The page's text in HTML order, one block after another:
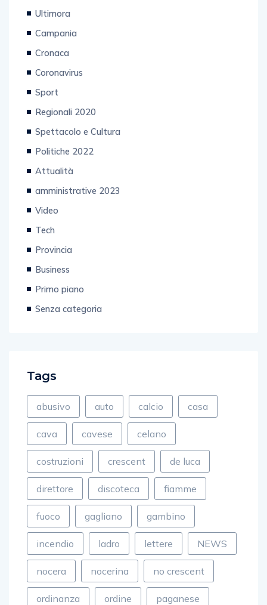
Ultimora
Campania
Cronaca
Coronavirus
Sport
Regionali 2020
Spettacolo e Cultura
Politiche 2022
Attualità
amministrative 2023
Video
Tech
Provincia
Business
Primo piano
Senza categoria
Tags
abusivo auto calcio casa
cava cavese celano
costruzioni crescent de luca
direttore discoteca fiamme
fuoco gagliano gambino
incendio ladro lettere NEWS
nocera nocerina no crescent
ordinanza ordine paganese